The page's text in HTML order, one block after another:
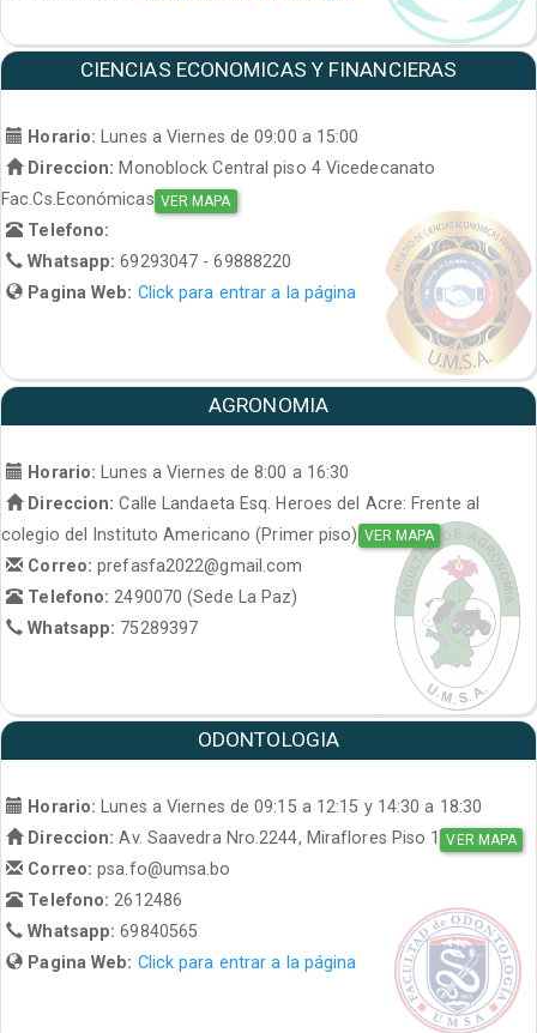
CIENCIAS ECONOMICAS Y FINANCIERAS
Horario: Lunes a Viernes de 09:00 a 15:00
Direccion: Monoblock Central piso 4 Vicedecanato
Fac.Cs.Económicas VER MAPA
Telefono:
Whatsapp:69293047 - 69888220
Pagina Web: Click para entrar a la página
AGRONOMIA
Horario:
Lunes a Viernes de 8:00 a 16:30
Direccion: Calle Landaeta Esq. Heroes del Acre: Frente al
colegio del Instituto Americano (Primer piso) VER MAPA
Correo:prefasfa2022@gmail.com
Telefono: 2490070 (Sede La Paz)
Whatsapp: 75289397
ODONTOLOGIA
Horario: Lunes a Viernes de 09:15 a 12:15 y 14:30 a 18:30
Direccion: Av. Saavedra Nro.2244, Miraflores Piso 1 VER MAPA
Correo:psa.fo@umsa.bo
Telefono:2612486
Whatsapp:69840565
Pagina Web: Click para entrar a la página